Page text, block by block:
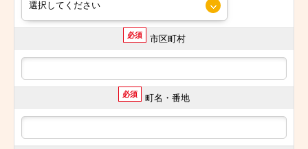
必須 市区町村
必須 町名・番地